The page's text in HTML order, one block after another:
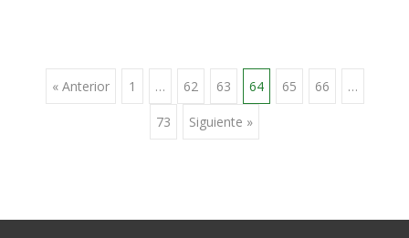
Ir
las
« Anterior 1 … 62 63 64 65 66 …
73 Siguiente »